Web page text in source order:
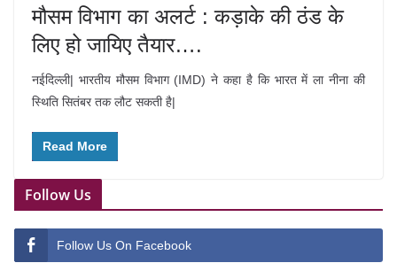
मौसम विभाग का अलर्ट : कड़ाके की ठंड के
लिए हो जायिए तैयार….
नईदिल्ली| भारतीय मौसम विभाग (IMD) ने कहा है कि भारत में ला नीना की
स्थिति सितंबर तक लौट सकती है|
Read More
Follow Us
Follow Us On Facebook